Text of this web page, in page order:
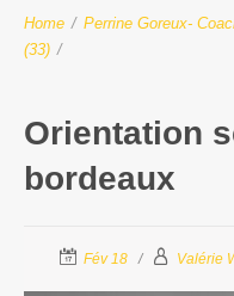
Home / Perrine Goreux-
(33) /
Orientation
bordeaux
Fév 18 Valérie